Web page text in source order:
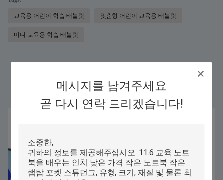
메시지를 남겨주세요
곧 다시 연락 드리겠습니다!
교육용 어린이 학습 태블릿 맞춤형 어린이 교육용 태블릿
미니 교육용 학습 태블릿
Similar Products